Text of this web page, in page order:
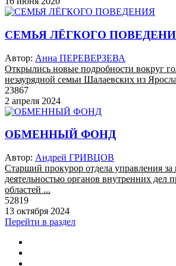
СЕМЬЯ ЛЁГКОГО
Автор: Анна ПЕРЕВЕРЗЕВА
Открылись новые подробности вокруг
незаурядной семьи Шалаевских из
23867
2 апреля 2024
ОБМЕННЫЙ ФОНД
Автор: Андрей ГРИВЦОВ
Старший прокурор отдела управления за
деятельностью органов внутренних дел
областей ...
52819
13 октября 2024
Перейти в раздел